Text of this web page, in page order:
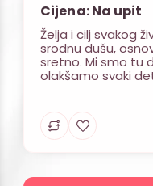
Cijena: Na upit
Želja i cilj svakog
srodnu dušu,
sretno. Mi smo tu
olakšamo svaki
redu, zadovoljstvo
nama važno u istoj